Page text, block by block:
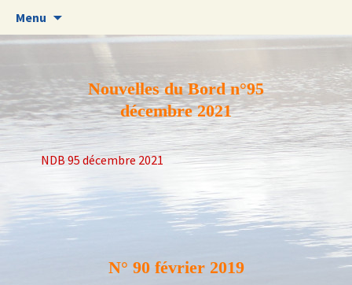
Menu
contenu
Nouvelles du Bord n°95
décembre 2021
NDB 95 décembre 2021
N° 90 février 2019